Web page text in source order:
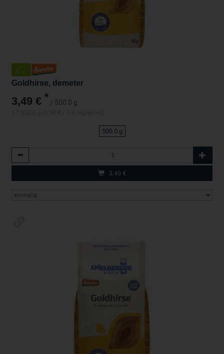
Goldhirse, demeter
3,49 € * / 500.0 g
500.0 g
3,49 €